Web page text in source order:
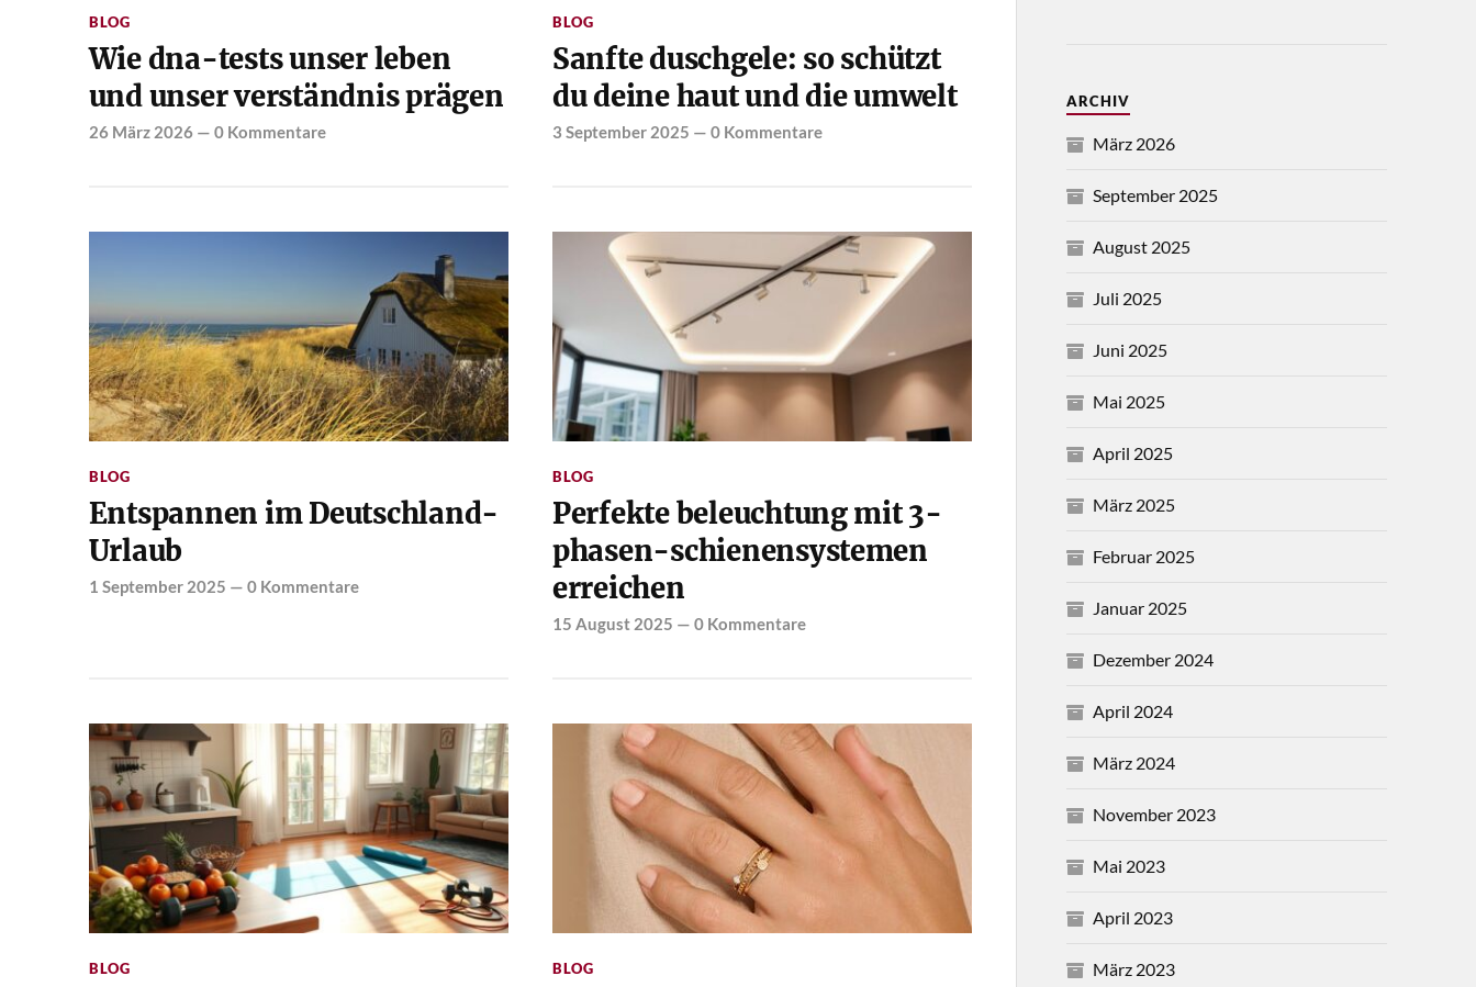
BLOG
Wie dna-tests unser leben
und unser verständnis prägen
26 März 2026— 0 Kommentare
BLOG
Sanfte duschgele: so schützt
du deine haut und die umwelt
3 September 2025 — 0 Kommentare
BLOG
Entspannen im Deutschland-
Urlaub
1 September 2025 — 0 Kommentare
BLOG
Perfekte beleuchtung mit 3-
phasen-schienensystemen
erreichen
15 August 2025 — 0 Kommentare
BLOG BLOG
ARCHIV
März 2026
September 2025
August 2025
Juli 2025
Juni 2025
Mai 2025
April 2025
März 2025
Februar 2025
Januar 2025
Dezember 2024
April 2024
März 2024
November 2023
Mai 2023
April 2023
März 2023